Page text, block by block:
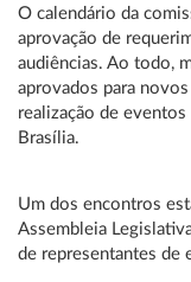
O calendário da
aprovação de
audiências. Ao todo,
aprovados para
realização de
Brasília.
Um dos encontros
Assembleia
de representantes de